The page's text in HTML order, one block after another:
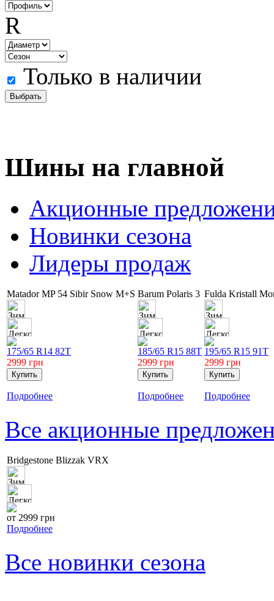
R
Только в наличии
Шины на главной
Акционные
Новинки сезона
Лидеры продаж
Matador MP 54 Sibir Snow M+S
175/65 R14 82T
2999 грн
Подробнее
Barum Polaris 3
185/65 R15 88T
2999 грн
Подробнее
Fulda Kristall
195/65 R15 91T
2999 грн
Подробнее
Все акционные
Bridgestone Blizzak VRX
от 2999 грн
Подробнее
Все новинки сезона